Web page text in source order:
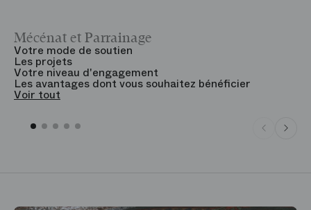
Mécénat et Parrainage
Votre mode de soutien
Les projets
Votre niveau d'engagement
Les avantages dont vous souhaitez bénéficier
Voir tout